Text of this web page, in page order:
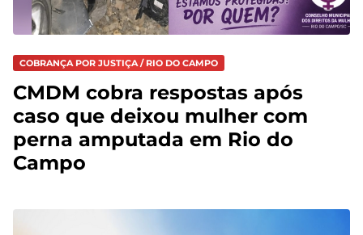
COBRANÇA POR JUSTIÇA / RIO DO CAMPO
CMDM cobra respostas após
caso que deixou mulher com
perna amputada em Rio do
Campo